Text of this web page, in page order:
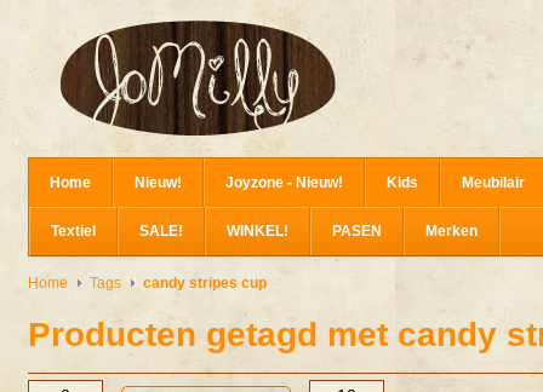
Home Nieuw! Joyzone - Nieuw! Kids Meubilair
Textiel SALE! WINKEL! PASEN Merken
Home Tags candy stripes cup
Producten getagd met candy